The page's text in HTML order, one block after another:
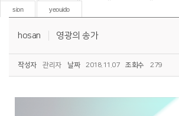
sion yeouido
hosan 영광의 송가
작성자 관리자 날짜 2018.11.07 조회수 279